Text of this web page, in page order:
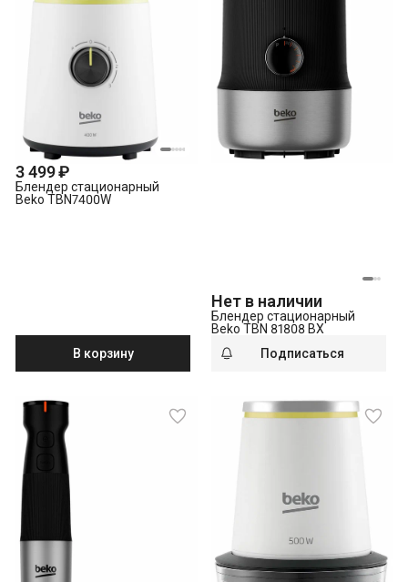
3 499 ₽
Блендер стационарный
Beko TBN7400W
В корзину
Нет в наличии
Блендер стационарный
Beko TBN 81808 BX
Подписаться